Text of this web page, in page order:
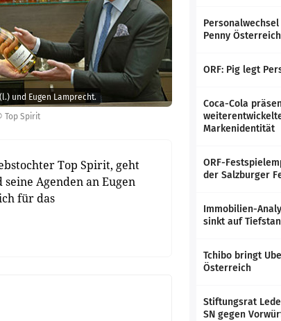
Top Spirit
und Eugen Lamprecht.
Top Spirit, geht
Agenden an Eugen
für das
Penny
ORF: Pig legt
Coca-Cola
Markenidentität
ORF-
der Salzburger
Immobilien-
sinkt auf
Tchibo bringt
Österreich
Stiftungsrat
SN gegen